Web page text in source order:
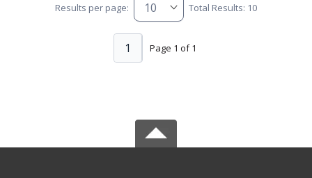
Results per page: Total Results: 10
Page 1 of 1
1